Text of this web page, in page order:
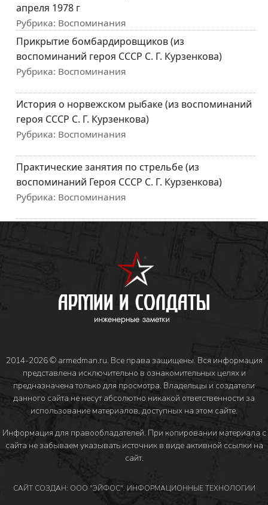
апреля 1978 г
Рубрика: Воспоминания
Прикрытие бомбардировщиков (из
воспоминаний героя СССР С. Г. Курзенкова)
Рубрика: Воспоминания
История о норвежском рыбаке (из воспоминаний
героя СССР С. Г. Курзенкова)
Рубрика: Воспоминания
Практические занятия по стрельбе (из
воспоминаний Героя СССР С. Г. Курзенкова)
Рубрика: Воспоминания
2014-2026 © armedman.ru. Все права защищены. Вся информация
представлена исключительно в ознакомительных целях и
предназначена только для просмотра. Владельцы и создатели
данного сайта не несут абсолютно никакой ответственности за
использование материалов, доступных на этом сайте.
Информация для правообладателей. При копировании материала с
сайта не забываем указывать источник в виде активной ссылки на
сайт.
САЙТ СОЗДАН: ООО "ЭЙФОС". ИНФОРМАЦИОННЫЕ ТЕХНОЛОГИИ